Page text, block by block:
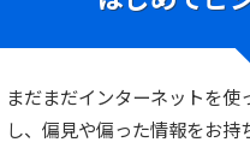
まだまだインターネットを
し、偏見や偏った情報をお持